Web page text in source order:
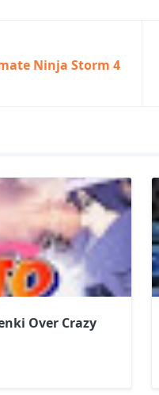
Ninja Storm 4
Over Crazy